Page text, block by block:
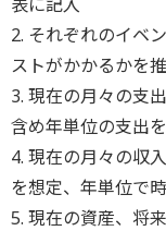
2. それぞれのイベ
ストがかかるかを
3. 現在の月々の支
含め年単位の支出
4. 現在の月々の収
を想定、年単位で
5. 現在の資産、将